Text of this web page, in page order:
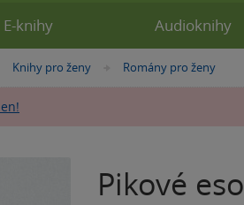
»
Knihy pro ženy »
Romány pro ženy
Pikové eso
E-knihy Audioknihy